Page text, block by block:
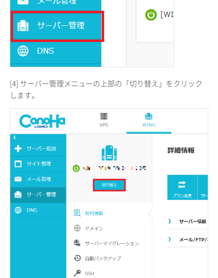
[4] サーバー管理メニューの上部の「切り替え」をクリック
します。